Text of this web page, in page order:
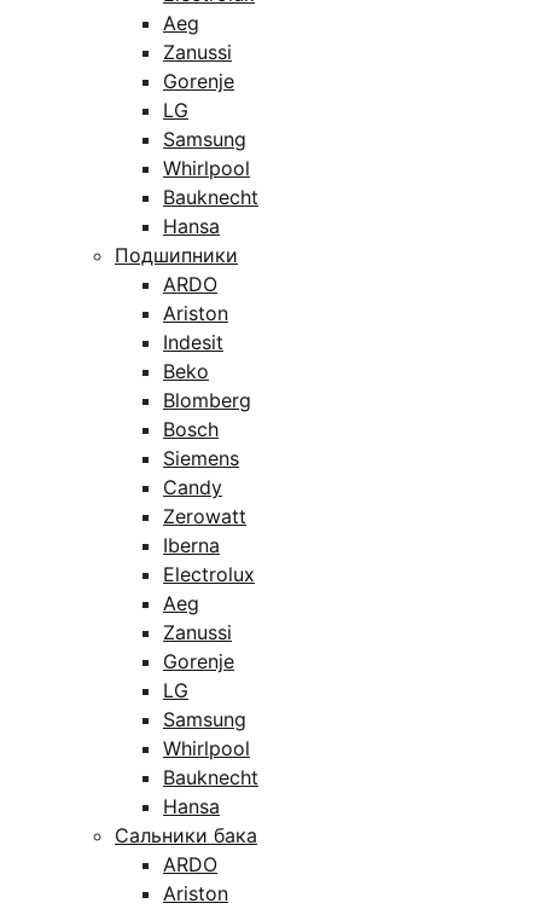
Aeg
Zanussi
Gorenje
LG
Samsung
Whirlpool
Bauknecht
Hansa
Подшипники
ARDO
Ariston
Indesit
Beko
Blomberg
Bosch
Siemens
Candy
Zerowatt
Iberna
Electrolux
Aeg
Zanussi
Gorenje
LG
Samsung
Whirlpool
Bauknecht
Hansa
Сальники бака
ARDO
Ariston